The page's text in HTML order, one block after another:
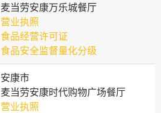
麦当劳安康万乐城餐厅
营业执照
食品经营许可证
食品安全监督量化分级
安康市
麦当劳安康时代购物广场餐厅
营业执照